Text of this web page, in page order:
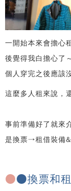
一開始本來會擔心
後覺得我白擔心了
個人穿完之後應該
這麼多人租來說，
事前準備好了就來
是換票→租借裝備
●●換票和